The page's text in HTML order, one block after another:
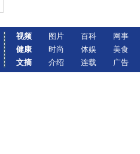
视频
健康
文摘
图片
时尚
介绍
百科
体娱
连载
网事
美食
广告